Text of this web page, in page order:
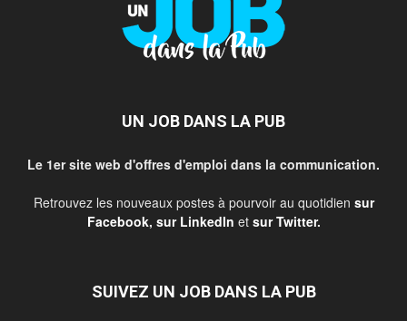
UN JOB DANS LA PUB
Le 1er site web d'offres d'emploi dans la communication.
Retrouvez les nouveaux postes à pourvoir au quotidien sur
Facebook, sur LinkedIn et sur Twitter.
SUIVEZ UN JOB DANS LA PUB